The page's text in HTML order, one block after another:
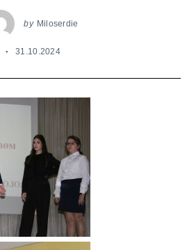
by Miloserdie
31.10.2024